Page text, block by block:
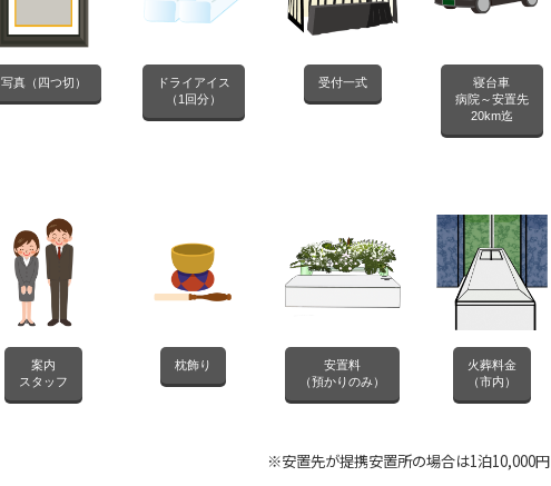
写真（四つ切）
ドライアイス
（1回分）
受付一式
寝台車
病院～安置先
20km迄
案内
スタッフ
枕飾り
安置料
（預かりのみ）
火葬料金
（市内）
※安置先が提携安置所の場合は1泊10,000円